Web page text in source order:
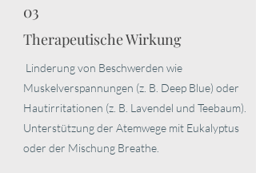
03
Therapeutische Wirkung
Linderung von Beschwerden wie
Muskelverspannungen (z. B. Deep Blue) oder
Hautirritationen (z. B. Lavendel und Teebaum).
Unterstützung der Atemwege mit Eukalyptus
oder der Mischung Breathe.